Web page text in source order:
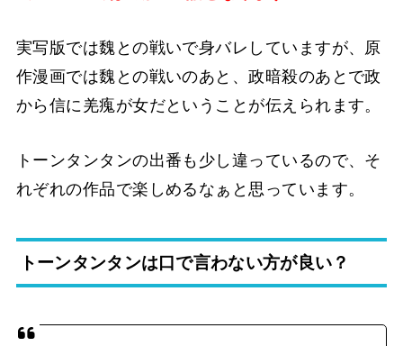
実写版では魏との戦いで身バレしていますが、原
作漫画では魏との戦いのあと、政暗殺のあとで政
から信に羌瘣が女だということが伝えられます。
トーンタンタンの出番も少し違っているので、そ
れぞれの作品で楽しめるなぁと思っています。
トーンタンタンは口で言わない方が良い？